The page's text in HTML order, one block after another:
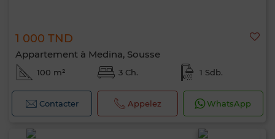
1 000 TND
Appartement à Medina, Sousse
100 m² 3 Ch. 1 Sdb.
Contacter Appelez WhatsApp